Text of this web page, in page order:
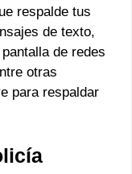
respalde tus
de texto,
de redes
otras
para respaldar